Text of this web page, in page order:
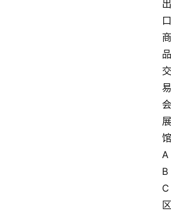
出
口
商
品
交
易
会
展
馆
A
B
C
区